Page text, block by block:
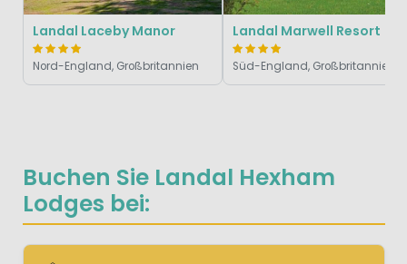
Buchen Sie Landal Hexham
Lodges bei:
Landal Laceby Manor
Nord-England, Großbritannien
Landal Marwell Resort
Süd-England, Großbritannien